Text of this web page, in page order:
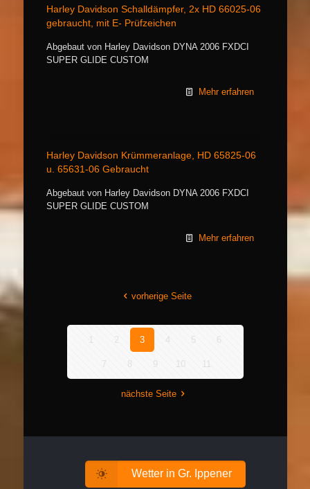
Harley Davidson Schalldämpfer, 2x HD 66025-06
gebraucht, mit E- Prüfzeichen
Abgebaut von Harley Davidson DYNA 2006 FXDCI
SUPER GLIDE CUSTOM
Mehr erfahren
Harley Davidson Krümmeranlage, HD 65825-06
u. 65631-06 Gebraucht
Abgebaut von Harley Davidson DYNA 2006 FXDCI
SUPER GLIDE CUSTOM
Mehr erfahren
vorherige Seite
3 5 6
7 8
nächste Seite
Wetter in Gr. Ippener